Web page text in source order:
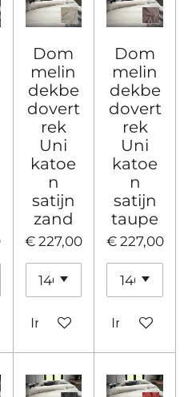
Dom
melin
dekbe
dovert
rek
Uni
katoe
n
satijn
zand
€ 227,00
In winkelwagen
Dom
melin
dekbe
dovert
rek
Uni
katoe
n
satijn
taupe
€ 227,00
In